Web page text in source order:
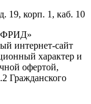
19, корп. 1, каб. 10
интернет-сайт
характер и
офертой,
Гражданского